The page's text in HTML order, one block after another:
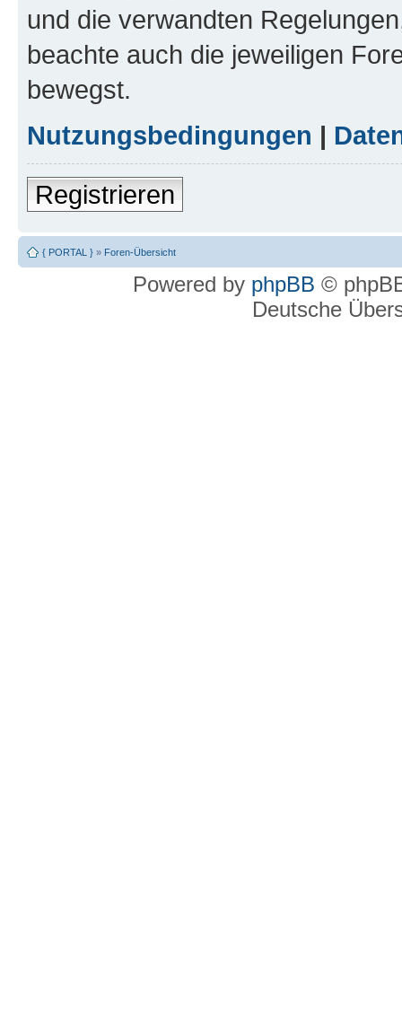
und die verwandten
beachte auch die jeweiligen
bewegst.
Nutzungsbedingungen |
Registrieren
{ PORTAL } » Foren-Übersicht
Powered by phpBB ©
Deutsche